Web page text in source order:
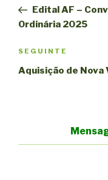
artigos
anterior
Edital AF –
Ordinária 2025
Conteúdo
seguinte
SEGUINTE
Aquisição de Nova